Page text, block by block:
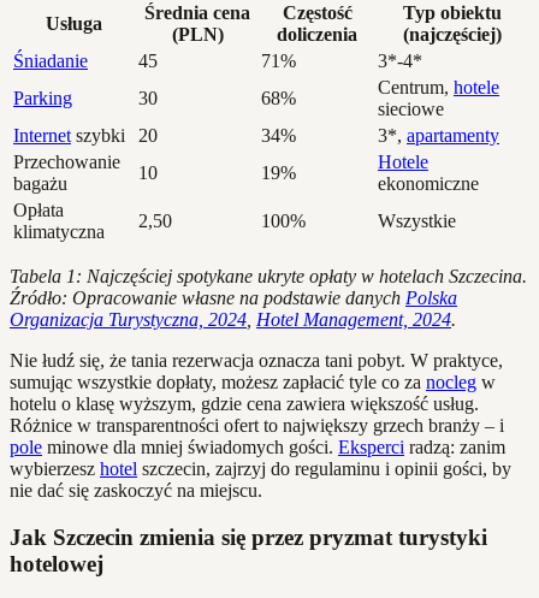
Usługa
Średnia cena
(PLN)
Częstość
doliczenia
Typ obiektu
(najczęściej)
Śniadanie
45 71%
3*-4*
Parking
30 68%
Centrum, hotele
sieciowe
Internet szybki 20 34% 3*, apartamenty
Przechowanie
bagażu
10 19%
Hotele
ekonomiczne
Opłata
klimatyczna
2,50 100% Wszystkie
Tabela 1: Najczęściej spotykane ukryte opłaty w hotelach Szczecina.
Źródło: Opracowanie własne na podstawie danych Polska
Organizacja Turystyczna, 2024 Hotel Management, 2024.
Nie łudź się, że tania rezerwacja oznacza tani pobyt. W praktyce,
sumując wszystkie dopłaty, możesz zapłacić tyle co za nocleg w
hotelu o klasę wyższym, gdzie cena zawiera większość usług.
Różnice w transparentności ofert to największy grzech branży – i
pole minowe dla mniej świadomych gości. Eksperci radzą: zanim
wybierzesz hotel szczecin, zajrzyj do regulaminu i opinii gości, by
nie dać się zaskoczyć na miejscu.
Jak Szczecin zmienia się przez pryzmat turystyki
hotelowej